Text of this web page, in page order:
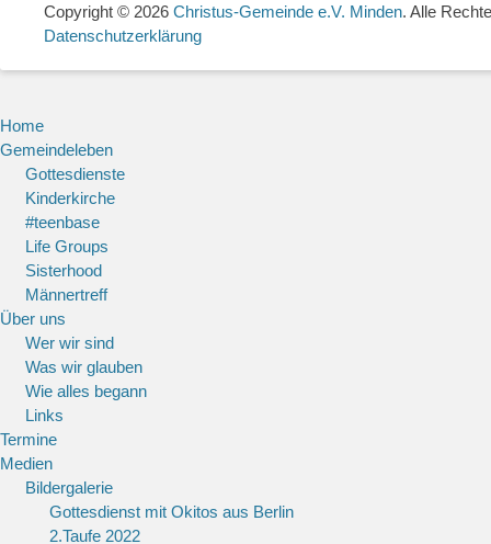
Copyright © 2026 Christus-Gemeinde e.V. Minden. Alle
Datenschutzerklärung
Home
Gemeindeleben
Gottesdienste
Kinderkirche
#teenbase
Life Groups
Sisterhood
Männertreff
Über uns
Wer wir sind
Was wir glauben
Wie alles begann
Links
Termine
Medien
Bildergalerie
Gottesdienst mit Okitos aus Berlin
2.Taufe 2022